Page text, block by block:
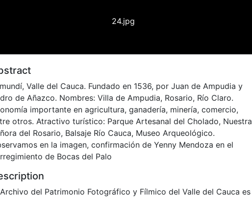
24.jpg
Valle del Cauca. Fundado en 1536, por Juan de Ampudia y
de Añazco. Nombres: Villa de Ampudia, Rosario, Río Claro.
importante en agricultura, ganadería, minería, comercio,
otros. Atractivo turístico: Parque Artesanal del Cholado, Nuestra
del Rosario, Balsaje Río Cauca, Museo Arqueológico.
en la imagen, confirmación de Yenny Mendoza en el
de Bocas del Palo
del Patrimonio Fotográfico y Fílmico del Valle del Cauca es